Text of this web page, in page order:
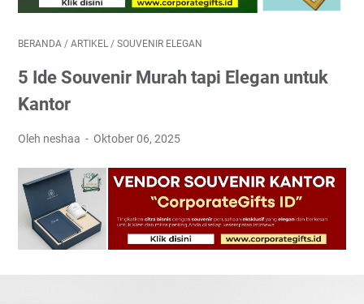
BERANDA / ARTIKEL / SOUVENIR ELEGAN
5 Ide Souvenir Murah tapi Elegan untuk
Kantor
Oleh neshaa Oktober 06, 2025